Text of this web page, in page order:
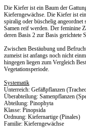
Die Kiefer ist ein Baum der
Kieferngewächse. Die Kiefer ist
spiralig oder büschelig
Samen reif werden. Der feminine
deren Basis 2 zur Basis gerichtete
Zwischen Bestäubung und
zumeist ist anfangs noch nicht
hingegen liegen zum Vergleich
Vegetationsperiode.
Systematik
Unterreich: Gefäßpflanzen
Überabteilung: Samenpflanzen
Abteilung: Pinophyta
Klasse: Pinopsida
Ordnung: Kiefernartige (Pinales)
Familie: Kieferngewächse